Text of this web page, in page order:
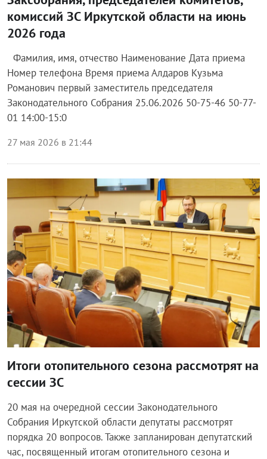
комиссий ЗС Иркутской области на июнь
2026 года
Фамилия, имя, отчество Наименование Дата приема
Номер телефона Время приема Алдаров Кузьма
Романович первый заместитель председателя
Законодательного Собрания 25.06.2026 50-75-46 50-77-
01 14:00-15:0
27 мая 2026 в 21:44
Власть
Итоги отопительного сезона рассмотрят на
сессии ЗС
20 мая на очередной сессии Законодательного
Собрания Иркутской области депутаты рассмотрят
порядка 20 вопросов. Также запланирован депутатский
час, посвященный итогам отопительного сезона и